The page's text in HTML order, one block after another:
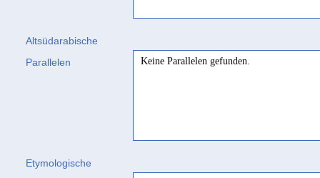
Altsüdarabische
Parallelen
Keine Parallelen gefunden.
Etymologische